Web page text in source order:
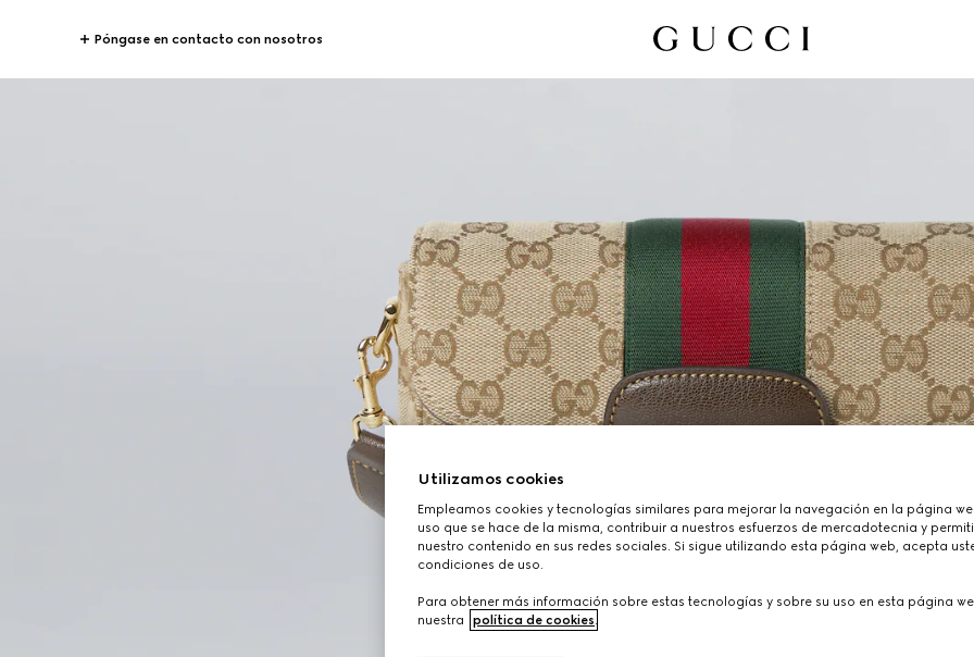
Póngase en contacto con nosotros
Utilizamos cookies
Empleamos cookies y tecnologías similares para mejorar la navegación en la página
uso que se hace de la misma, contribuir a nuestros esfuerzos de mercadotecnia y
nuestro contenido en sus redes sociales. Si sigue utilizando esta página web, acepta
condiciones de uso.
Para obtener más información sobre estas tecnologías y sobre su uso en esta página
nuestra
política de cookies.